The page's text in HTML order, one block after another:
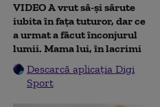
VIDEO A vrut să-și sărute
iubita în fața tuturor, dar ce
a urmat a făcut înconjurul
lumii. Mama lui, în lacrimi
Descarcă aplicația Digi
Sport